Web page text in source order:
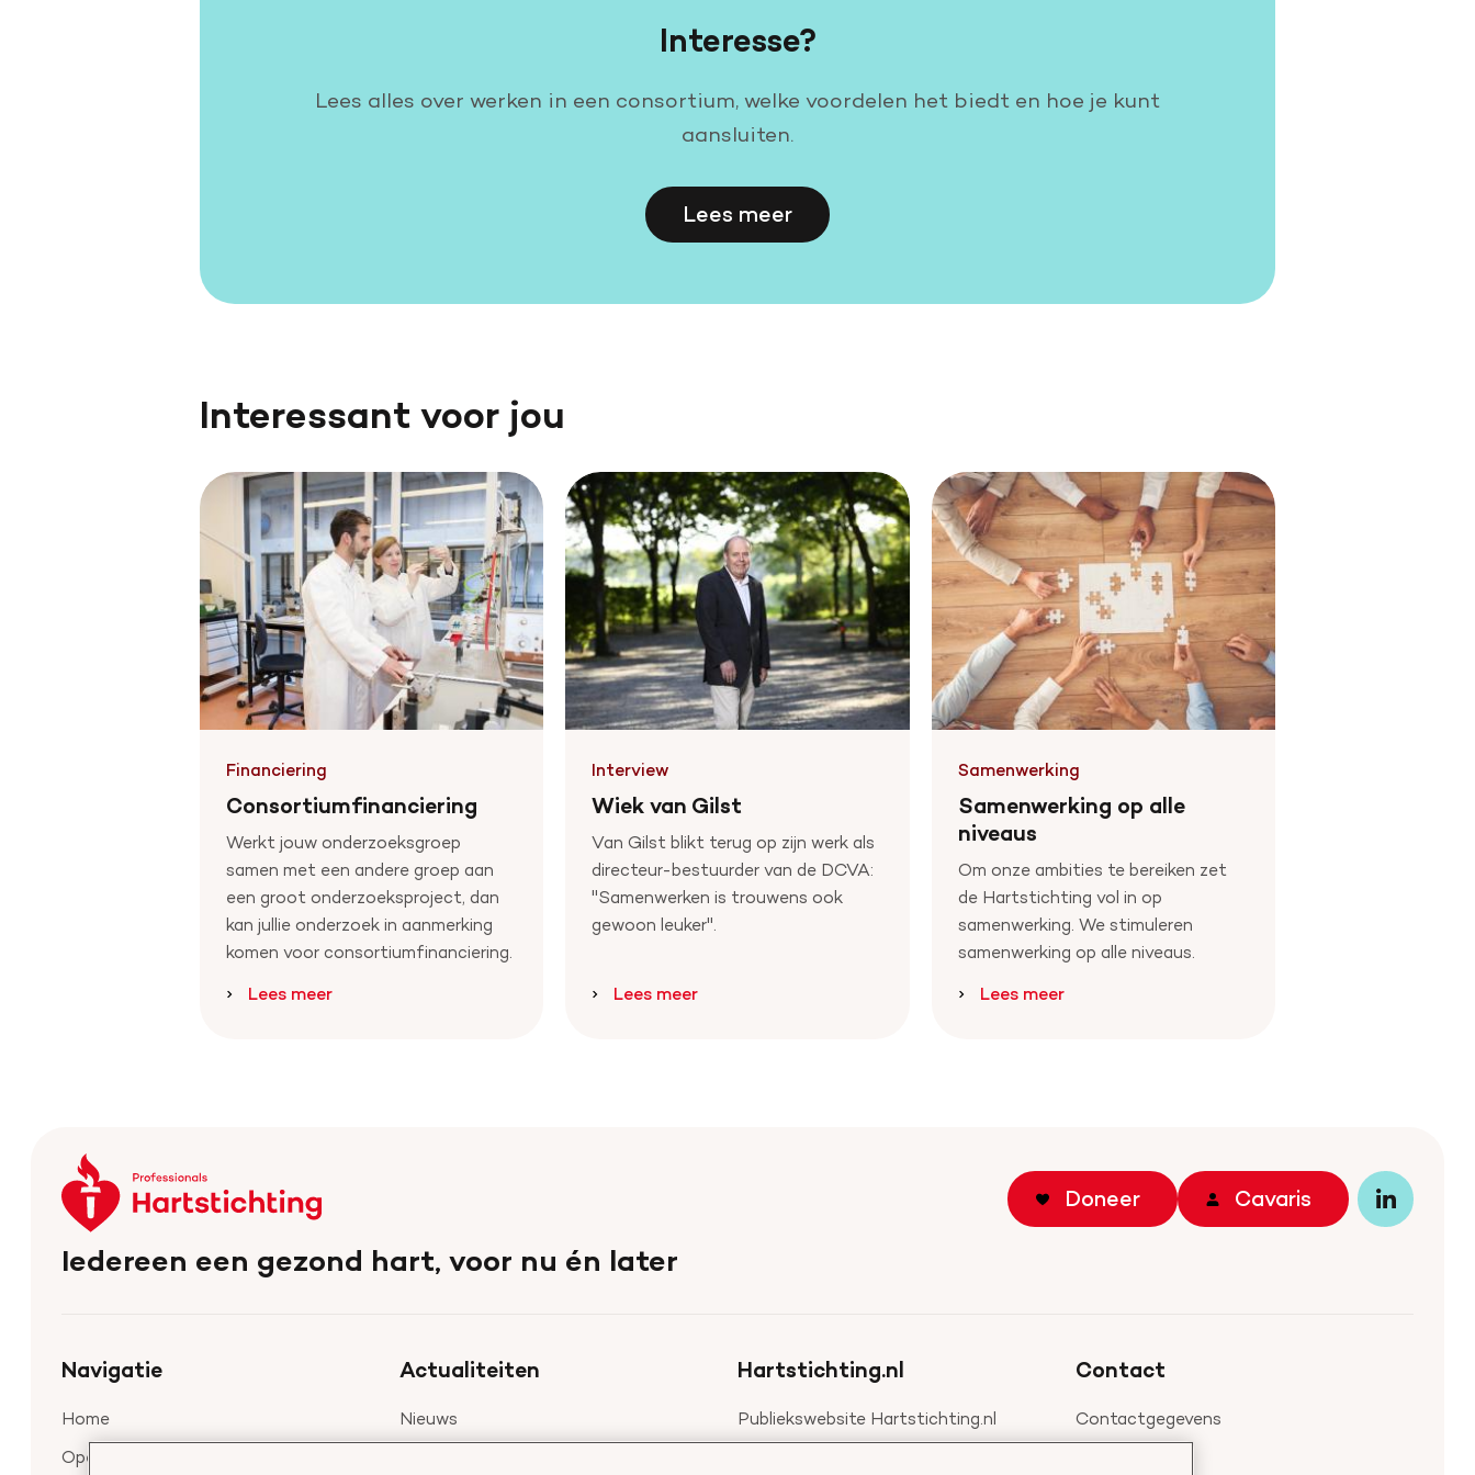
Interesse?
Lees alles over werken in een consortium, welke voordelen het biedt en hoe je kunt
aansluiten.
Lees meer
Interessant voor jou
Financiering
Consortiumfinanciering
Werkt jouw onderzoeksgroep
samen met een andere groep aan
een groot onderzoeksproject, dan
kan jullie onderzoek in aanmerking
komen voor consortiumfinanciering.
Lees meer
Interview
Wiek van Gilst
Van Gilst blikt terug op zijn werk als
directeur-bestuurder van de DCVA:
"Samenwerken is trouwens ook
gewoon leuker".
Lees meer
Samenwerking
Samenwerking op alle
niveaus
Om onze ambities te bereiken zet
de Hartstichting vol in op
samenwerking. We stimuleren
samenwerking op alle niveaus.
Lees meer
Keer
terug
naar
de
Iedereen een gezond hart, voor nu én later
Navigatie
Home
Openstaande calls
Actualiteiten
Nieuws
Hartstichting.nl
Publiekswebsite Hartstichting.nl
Contact
Contactgegevens
Doneer Cavaris
Bezoek